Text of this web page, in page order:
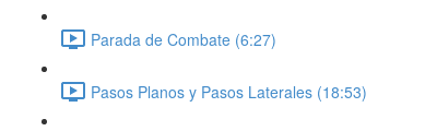
Parada de Combate (6:27)
Pasos Planos y Pasos Laterales (18:53)